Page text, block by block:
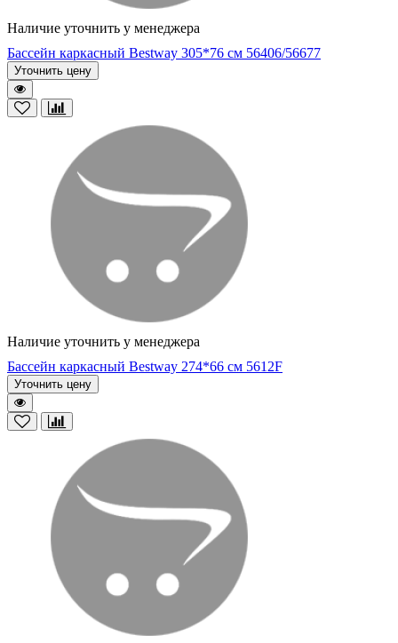
Наличие уточнить у менеджера
Бассейн каркасный Bestway 305*76 см 56406/56677
Уточнить цену
Наличие уточнить у менеджера
Бассейн каркасный Bestway 274*66 см 5612F
Уточнить цену